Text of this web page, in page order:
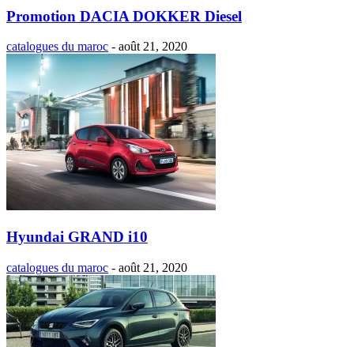
Promotion DACIA DOKKER Diesel
catalogues du maroc - août 21, 2020
Hyundai GRAND i10
catalogues du maroc - août 21, 2020